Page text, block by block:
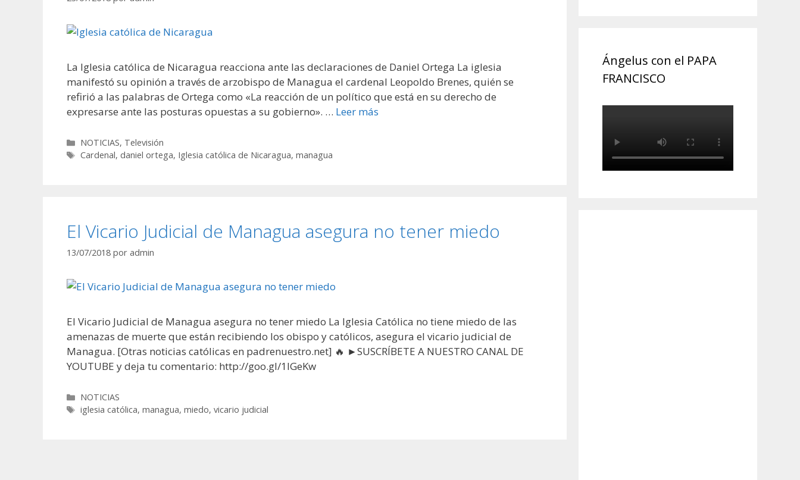
La Iglesia católica de Nicaragua reacciona ante las declaraciones de Daniel Ortega La iglesia
manifestó su opinión a través de arzobispo de Managua el cardenal Leopoldo Brenes, quién se
refirió a las palabras de Ortega como «La reacción de un político que está en su derecho de
expresarse ante las posturas opuestas a su gobierno». … Leer más
Categorías
NOTICIAS, Televisión
Etiquetas
Cardenal,daniel ortega, Iglesia católica de Nicaragua,managua
El Vicario Judicial de Managua asegura no tener miedo
13/07/2018 por admin
El Vicario Judicial de Managua asegura no tener miedo La Iglesia Católica no tiene miedo de las
amenazas de muerte que están recibiendo los obispo y católicos, asegura el vicario judicial de
Managua. [Otras noticias católicas en padrenuestro.net] 🔥 ►SUSCRÍBETE A NUESTRO CANAL DE
YOUTUBE y deja tu comentario: http://goo.gl/1IGeKw
Categorías
NOTICIAS
Etiquetas
iglesia católica,managua,miedo,vicario judicial
Ángelus con el PAPA
FRANCISCO